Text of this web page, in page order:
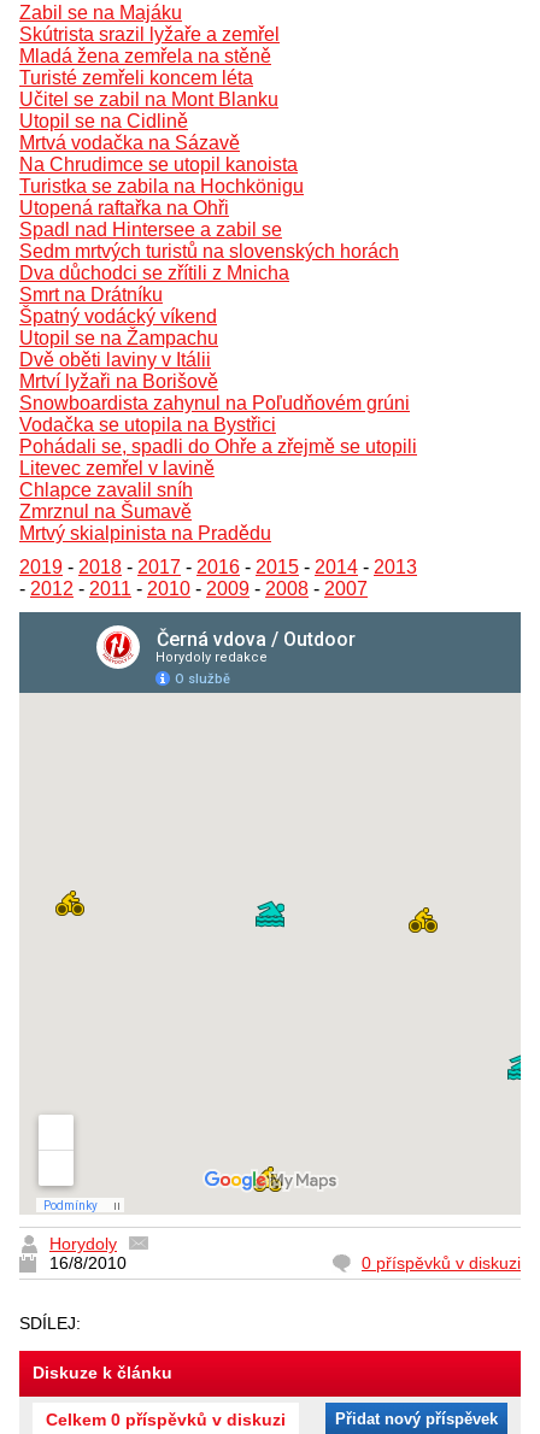
Zabil se na Majáku
Skútrista srazil lyžaře a zemřel
Mladá žena zemřela na stěně
Turisté zemřeli koncem léta
Učitel se zabil na Mont Blanku
Utopil se na Cidlině
Mrtvá vodačka na Sázavě
Na Chrudimce se utopil kanoista
Turistka se zabila na Hochkönigu
Utopená raftařka na Ohři
Spadl nad Hintersee a zabil se
Sedm mrtvých turistů na slovenských horách
Dva důchodci se zřítili z Mnicha
Smrt na Drátníku
Špatný vodácký víkend
Utopil se na Žampachu
Dvě oběti laviny v Itálii
Mrtví lyžaři na Borišově
Snowboardista zahynul na Poľudňovém grúni
Vodačka se utopila na Bystřici
Pohádali se, spadli do Ohře a zřejmě se utopili
Litevec zemřel v lavině
Chlapce zavalil sníh
Zmrznul na Šumavě
Mrtvý skialpinista na Pradědu
2019 - 2018 - 2017 - 2016 - 2015 - 2014 - 2013
- 2012 - 2011 - 2010 - 2009 - 2008 - 2007
Horydoly
16/8/2010
0 příspěvků v diskuzi
SDÍLEJ:
Diskuze k článku
Celkem 0 příspěvků v diskuzi Přidat nový příspěvek